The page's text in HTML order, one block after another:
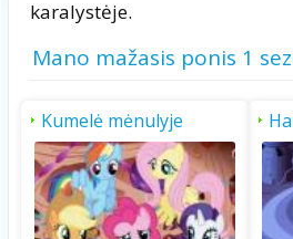
karalystėje.
Mano mažasis ponis 1
Kumelė mėnulyje